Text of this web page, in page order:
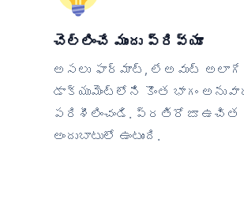
చెల్లించే ముందు ప్రివ్యూ
అసలు ఫార్మాట్, లేఅవుట్ అలాగే
డాక్యుమెంట్‌లోని కొంత భాగం
పరిశీలించండి. ప్రతిరోజూ ఉచిత
అందుబాటులో ఉంటుంది.